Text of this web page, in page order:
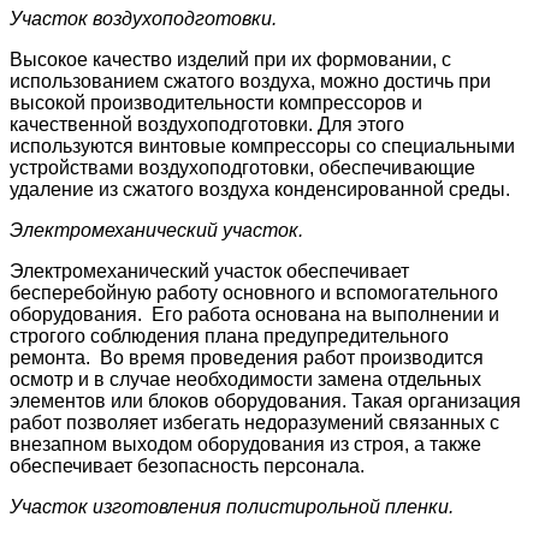
Участок воздухоподготовки.
Высокое качество изделий при их формовании, с
использованием сжатого воздуха, можно достичь при
высокой производительности компрессоров и
качественной воздухоподготовки. Для этого
используются винтовые компрессоры со специальными
устройствами воздухоподготовки, обеспечивающие
удаление из сжатого воздуха конденсированной среды.
Электромеханический участок.
Электромеханический участок обеспечивает
бесперебойную работу основного и вспомогательного
оборудования. Его работа основана на выполнении и
строгого соблюдения плана предупредительного
ремонта. Во время проведения работ производится
осмотр и в случае необходимости замена отдельных
элементов или блоков оборудования. Такая организация
работ позволяет избегать недоразумений связанных с
внезапном выходом оборудования из строя, а также
обеспечивает безопасность персонала.
Участок изготовления полистирольной пленки.